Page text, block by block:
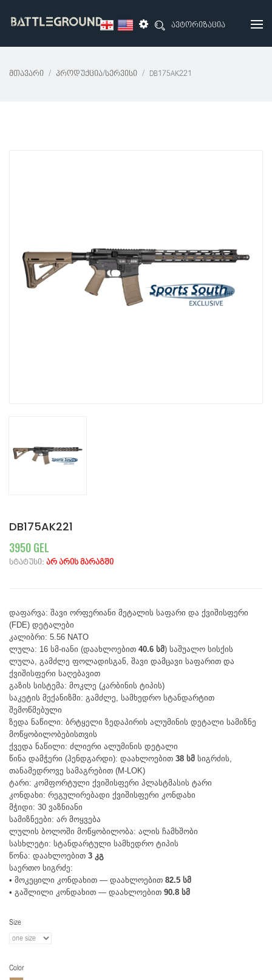
ავტორიზაცია
Მთავარი Პროდუქცია/სერვისი DB175AK221
DB175AK221
3950 GEL
სტატუსი: არ არის მარაგში
დაფარვა: შავი ორფერიანი მეტალის საფარი და ქვიშისფერი
(FDE) დეტალები
კალიბრი: 5.56 NATO
ლულა: 16 სმ-იანი (დაახლოებით 40.6 სმ) საშუალო სისქის
ლულა, გამძლე ფოლადისგან, შავი დამცავი საფარით და
ქვიშისფერი საღებავით
გაზის სისტემა: მოკლე (კარბინის ტიპის)
საკეტის მექანიზმი: გამძლე, სამხედრო სტანდარტით
შემოწმებული
ზედა ნაწილი: ბრტყელი ზედაპირის ალუმინის დეტალი სამიზნე
მოწყობილობებისთვის
ქვედა ნაწილი: ძლიერი ალუმინის დეტალი
წინა დამჭერი (ჰენდგარდი): დაახლოებით 38 სმ სიგრძის,
თანამედროვე სამაგრებით (M-LOK)
ტარი: კომფორტული ქვიშისფერი პლასტმასის ტარი
კონდახი: რეგულირებადი ქვიშისფერი კონდახი
მჭიდი: 30 ვაზნიანი
სამიზნეები: არ მოყვება
ლულის ბოლოში მოწყობილობა: ალის ჩამხშობი
სასხლეტი: სტანდარტული სამხედრო ტიპის
წონა: დაახლოებით 3 კგ
საერთო სიგრძე:
• მოკეცილი კონდახით — დაახლოებით 82.5 სმ
• გაშლილი კონდახით — დაახლოებით 90.8 სმ
Size
Color